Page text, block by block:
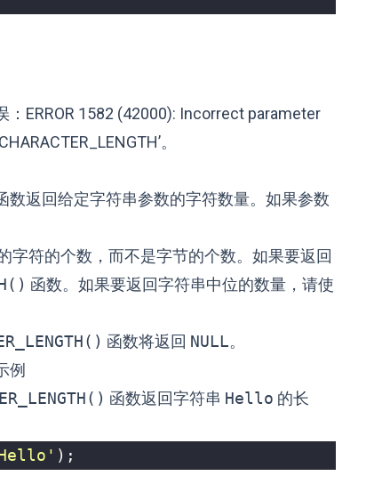
ERROR 1582 (42000): Incorrect parameter
。
数返回给定字符串参数的字符数量。如果参数
字符的个数，而不是字节的个数。如果要返回
函数。如果要返回字符串中位的数量，请使
函数将返回 NULL。
例
函数返回字符串 Hello 的长
);